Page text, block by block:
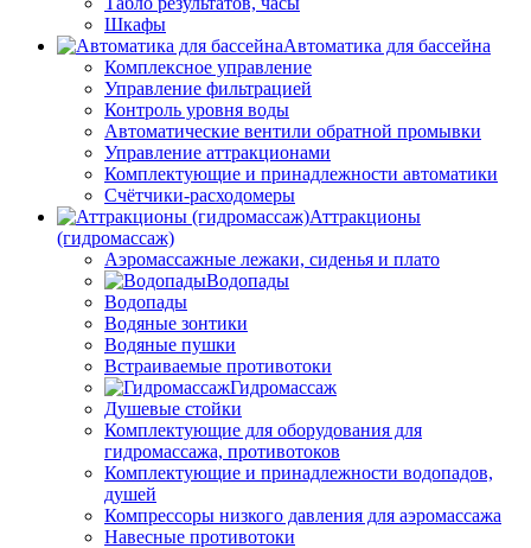
Шкафы
Автоматика для бассейна
Комплексное управление
Управление фильтрацией
Контроль уровня воды
Автоматические вентили обратной промывки
Управление аттракционами
Комплектующие и принадлежности автоматики
Счётчики-расходомеры
Аттракционы
(гидромассаж)
Аэромассажные лежаки, сиденья и плато
Водопады
Водопады
Водяные зонтики
Водяные пушки
Встраиваемые противотоки
Гидромассаж
Душевые стойки
Комплектующие для оборудования для
гидромассажа, противотоков
Комплектующие и принадлежности водопадов,
душей
Компрессоры низкого давления для аэромассажа
Навесные противотоки